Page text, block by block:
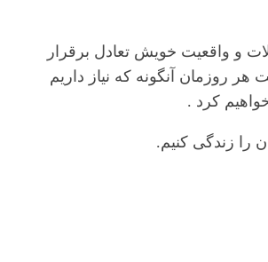
و واقعیت خویش تعادل برقرار
هر روزمان آنگونه که نیاز داریم
کرد .
را زندگی کنیم.